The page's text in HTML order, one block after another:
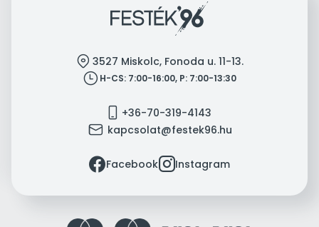
location 3527 Miskolc, Fonoda u. 11-13.
clock H-CS: 7:00-16:00, P: 7:00-13:30
mobile +36-70-319-4143
mail kapcsolat@festek96.hu
facebookFacebookinstagramInstagram